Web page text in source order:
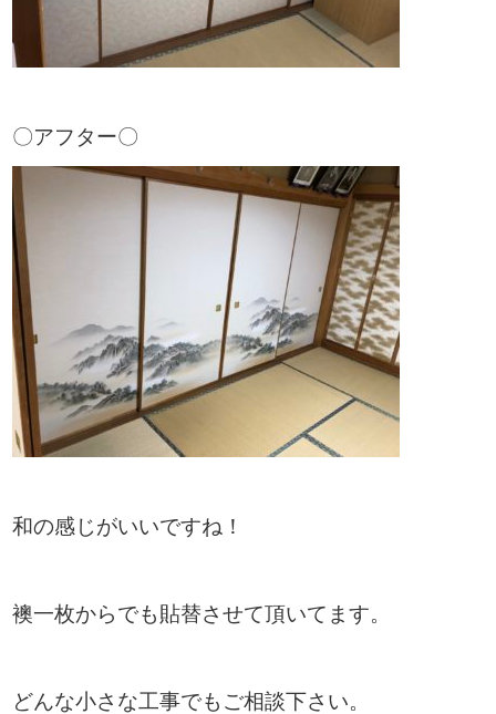
〇アフター〇
和の感じがいいですね！
襖一枚からでも貼替させて頂いてます。
どんな小さな工事でもご相談下さい。